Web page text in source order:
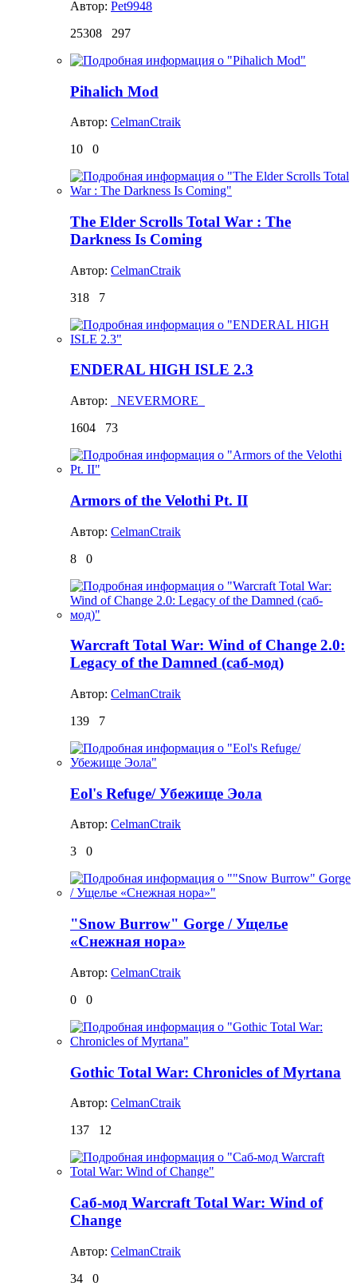
Автор: Pet9948
25308
297
Pihalich Mod
Автор: CelmanCtraik
10
0
The Elder Scrolls Total War : The
Darkness Is Coming
Автор: CelmanCtraik
318
7
ENDERAL HIGH ISLE 2.3
Автор:
_NEVERMORE_
1604
73
Armors of the Velothi Pt. II
Автор: CelmanCtraik
8
0
Warcraft Total War: Wind of Change 2.0:
Legacy of the Damned (саб-мод)
Автор: CelmanCtraik
139
7
Eol's Refuge/ Убежище Эола
Автор: CelmanCtraik
3
0
"Snow Burrow" Gorge / Ущелье
«Снежная нора»
Автор: CelmanCtraik
0
0
Gothic Total War: Chronicles of Myrtana
Автор: CelmanCtraik
137
12
Саб-мод Warcraft Total War: Wind of
Change
Автор: CelmanCtraik
34
0